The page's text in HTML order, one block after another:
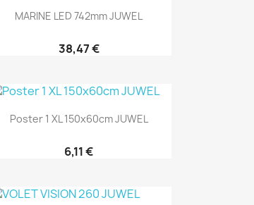
Aperçu rapide
MARINE LED 742mm JUWEL
38,47 €
Aperçu rapide
Poster 1 XL 150x60cm JUWEL
6,11 €